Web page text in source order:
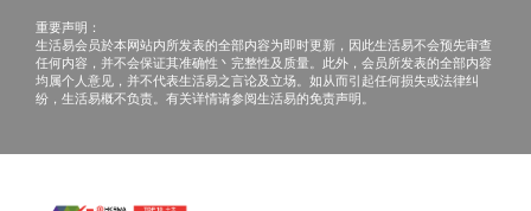
网购health.ESDlife概不负责。一切有关的索偿或
查询，须向提供服务之体检中心或商户提出。
重要声明：
生活易会员於本网站内所发表的全部内容为即时更新，因此生活易不会预先审查
任何内容，并不会保证其准确性丶完整性及质量。此外，会员所发表的全部内容
均属个人意见，并不代表生活易之言论及立场。如从而引起任何损失或法律纠
纷，生活易概不负责。有关详情请参阅生活易的免责声明。